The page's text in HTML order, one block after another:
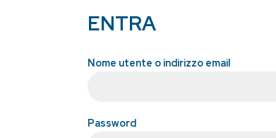
ENTRA
Nome utente o indirizzo email
Password